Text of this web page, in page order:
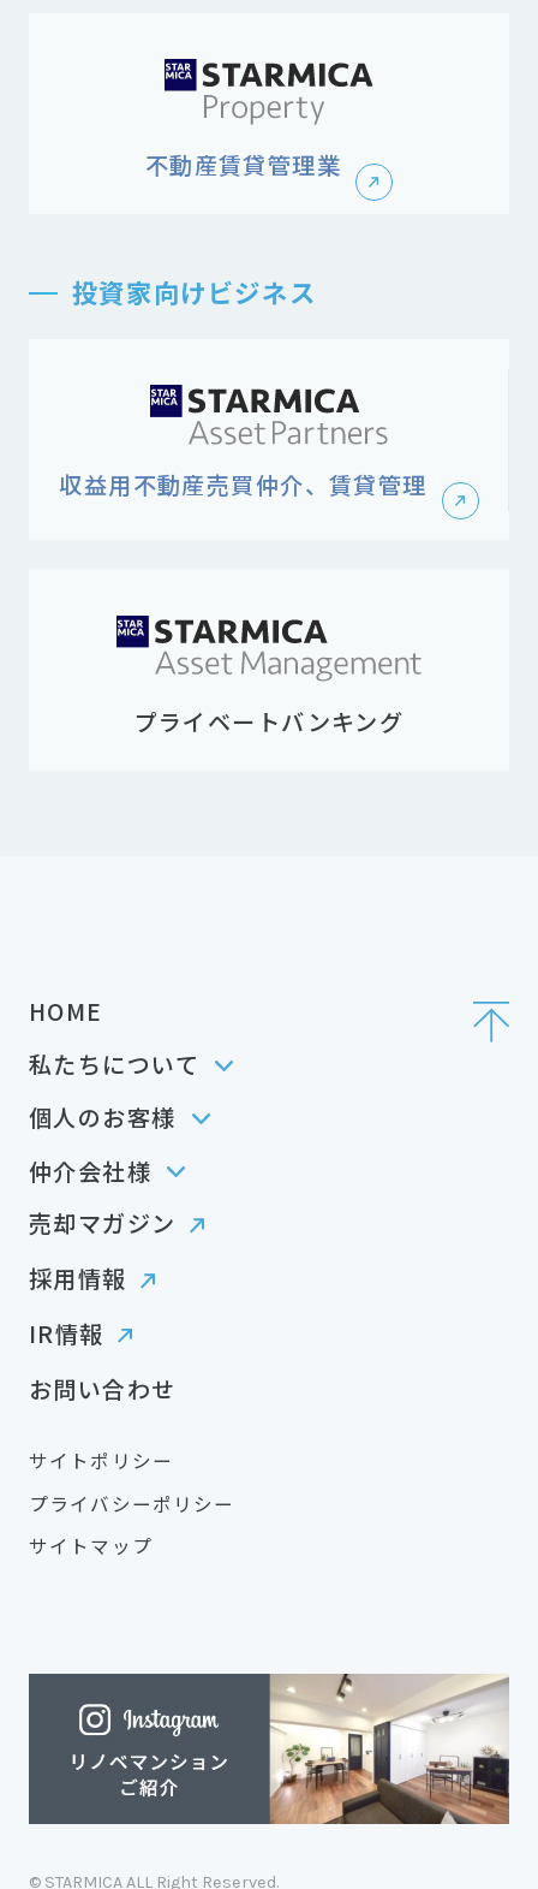
不動産賃貸管理業
投資家向けビジネス
収益用不動産売買仲介、賃貸管理
プライベートバンキング
HOME
私たちについて
個人のお客様
仲介会社様
売却マガジン
採用情報
IR情報
お問い合わせ
サイトポリシー
プライバシーポリシー
サイトマップ
© STARMICA ALL Right Reserved.